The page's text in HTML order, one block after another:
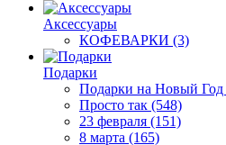
Аксессуары
КОФЕВАРКИ (3)
Подарки
Подарки на Новый Год
Просто так (548)
23 февраля (151)
8 марта (165)